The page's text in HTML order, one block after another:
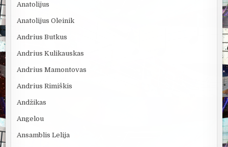
Anatolijus
Anatolijus Oleinik
Andrius Butkus
Andrius Kulikauskas
Andrius Mamontovas
Andrius Rimiškis
Andžikas
Angelou
Ansamblis Lelija